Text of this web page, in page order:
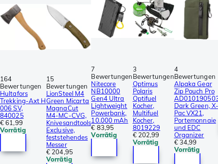
164
Bewertungen
Hultafors
Trekking-Axt H
006 SV,
840025
€ 61,99
Vorrätig
15
Bewertungen
LionSteel M4
Green Micarta
MagnaCut
M4-MC-CVG,
Knivesandtools
Exclusive,
feststehendes
Messer
€ 204,95
Vorrätig
7
Bewertungen
Nitecore
NB10000
Gen4 Ultra
Lightweight
Powerbank,
10.000 mAh
€ 83,95
Vorrätig
3
Bewertungen
Optimus
Polaris
Optifuel
Kocher,
Multifuel
Kocher,
8019229
€ 202,99
Vorrätig
4
Bewertungen
Alpaka Gear
Zip Pouch Pro
Dark Green,
Pac VX21,
Portemonnaie
und EDC
Organizer
€ 34,99
Vorrätig